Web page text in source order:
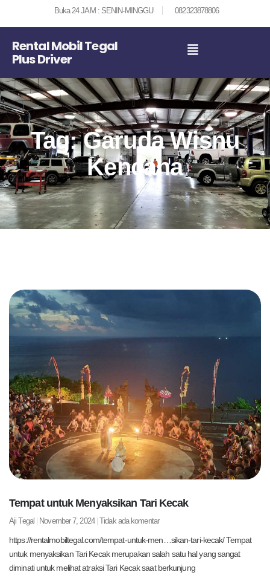
Buka 24 JAM : SENIN-MINGGU 082323878806
Rental Mobil Tegal
Plus Driver
Tag: Garuda Wisnu
Kencana
Tempat untuk Menyaksikan Tari Kecak
Aji Tegal November 7, 2024 Tidak ada komentar
https://rentalmobiltegal.com/tempat-untuk-men…sikan-tari-kecak/ Tempat
untuk menyaksikan Tari Kecak merupakan salah satu hal yang sangat
diminati untuk melihat atraksi Tari Kecak saat berkunjung